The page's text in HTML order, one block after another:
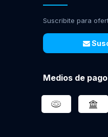
Suscribite para
Medios de pago